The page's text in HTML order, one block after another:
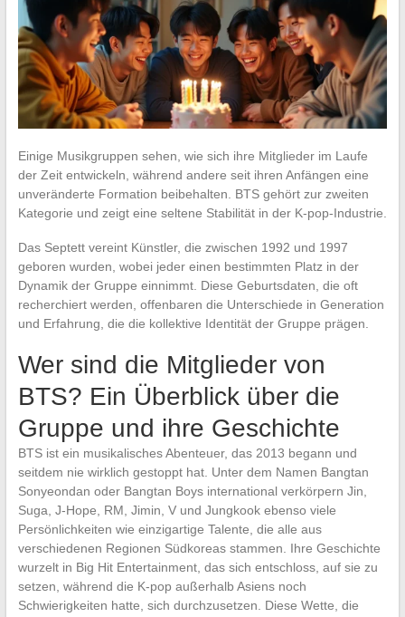
Einige Musikgruppen sehen, wie sich ihre Mitglieder im Laufe
der Zeit entwickeln, während andere seit ihren Anfängen eine
unveränderte Formation beibehalten. BTS gehört zur zweiten
Kategorie und zeigt eine seltene Stabilität in der K-pop-Industrie.
Das Septett vereint Künstler, die zwischen 1992 und 1997
geboren wurden, wobei jeder einen bestimmten Platz in der
Dynamik der Gruppe einnimmt. Diese Geburtsdaten, die oft
recherchiert werden, offenbaren die Unterschiede in Generation
und Erfahrung, die die kollektive Identität der Gruppe prägen.
Wer sind die Mitglieder von
BTS? Ein Überblick über die
Gruppe und ihre Geschichte
BTS ist ein musikalisches Abenteuer, das 2013 begann und
seitdem nie wirklich gestoppt hat. Unter dem Namen Bangtan
Sonyeondan oder Bangtan Boys international verkörpern Jin,
Suga, J-Hope, RM, Jimin, V und Jungkook ebenso viele
Persönlichkeiten wie einzigartige Talente, die alle aus
verschiedenen Regionen Südkoreas stammen. Ihre Geschichte
wurzelt in Big Hit Entertainment, das sich entschloss, auf sie zu
setzen, während die K-pop außerhalb Asiens noch
Schwierigkeiten hatte, sich durchzusetzen. Diese Wette, die